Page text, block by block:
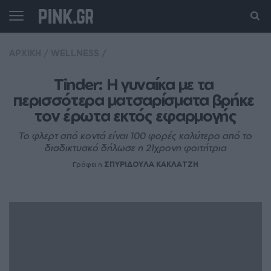
Tinder: Η γυναίκα με τα
περισσότερα ματσαρίσματα βρήκε
τον έρωτα εκτός εφαρμογής
Το φλερτ από κοντά είναι 100 φορές καλύτερο από το
διαδικτυακό δήλωσε η 21χρονη φοιτήτρια
Γράφει η ΣΠΥΡΙΔΟΥΛΑ ΚΑΚΛΑΤΖΗ